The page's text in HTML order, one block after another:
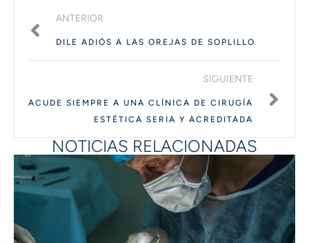
ANTERIOR
DILE ADIÓS A LAS OREJAS DE SOPLILLO
SIGUIENTE
ACUDE SIEMPRE A UNA CLÍNICA DE CIRUGÍA
ESTÉTICA SERIA Y ACREDITADA
NOTICIAS RELACIONADAS